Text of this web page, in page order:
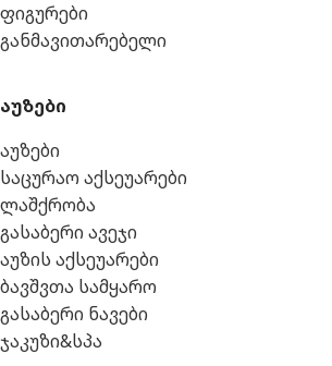
ფიგურები
განმავითარებელი
აუზები
აუზები
საცურაო აქსეუარები
ლაშქრობა
გასაბერი ავეჯი
აუზის აქსეუარები
ბავშვთა სამყარო
გასაბერი ნავები
ჯაკუზი&სპა